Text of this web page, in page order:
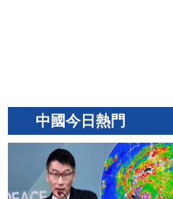
中國今日熱門